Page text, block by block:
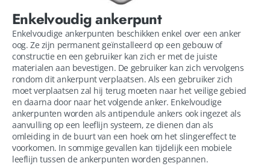
Enkelvoudig ankerpunt
Enkelvoudige ankerpunten beschikken enkel over een anker
oog. Ze zijn permanent geïnstalleerd op een gebouw of
constructie en een gebruiker kan zich er met de juiste
materialen aan bevestigen. De gebruiker kan zich vervolgens
rondom dit ankerpunt verplaatsen. Als een gebruiker zich
moet verplaatsen zal hij terug moeten naar het veilige gebied
en daarna door naar het volgende anker. Enkelvoudige
ankerpunten worden als antipendule ankers ook ingezet als
aanvulling op een leeflijn systeem, ze dienen dan als
omleiding in de buurt van een hoek om het slingereffect te
voorkomen. In sommige gevallen kan tijdelijk een mobiele
leeflijn tussen de ankerpunten worden gespannen.